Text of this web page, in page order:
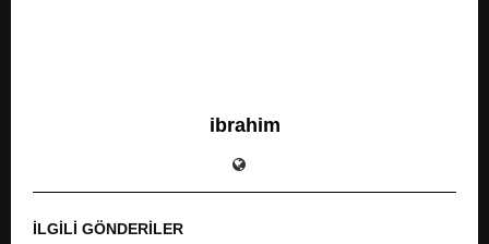
ibrahim
İLGILI GÖNDERILER